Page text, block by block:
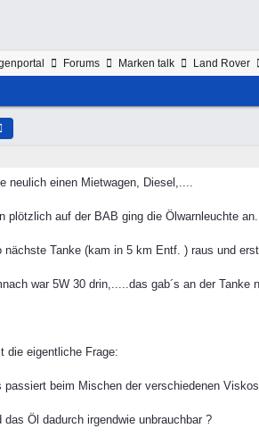
Forums Marken talk Land Rover
neulich einen Mietwagen, Diesel,....
plötzlich auf der BAB ging die Ölwarnleuchte an.
nächste Tanke (kam in 5 km Entf. ) raus und
war 5W 30 drin,.....das gab´s an der
die eigentliche Frage:
passiert beim Mischen der verschiedenen
das Öl dadurch irgendwie unbrauchbar ?